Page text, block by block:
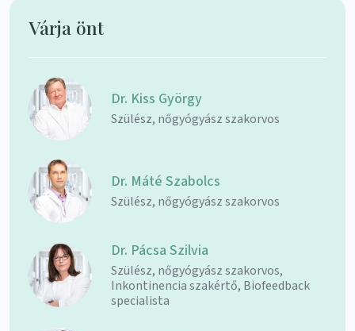
Várja önt
Dr. Kiss György
Szülész, nőgyógyász szakorvos
Dr. Máté Szabolcs
Szülész, nőgyógyász szakorvos
Dr. Pácsa Szilvia
Szülész, nőgyógyász szakorvos,
Inkontinencia szakértő, Biofeedback
specialista